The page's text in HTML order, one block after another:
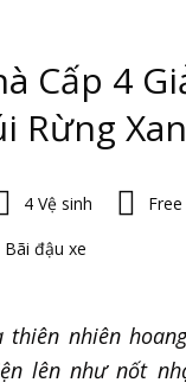
Cấp 4
Rừng
4 Vệ sinh
Bãi đậu xe
thiên nhiên
lên như nốt